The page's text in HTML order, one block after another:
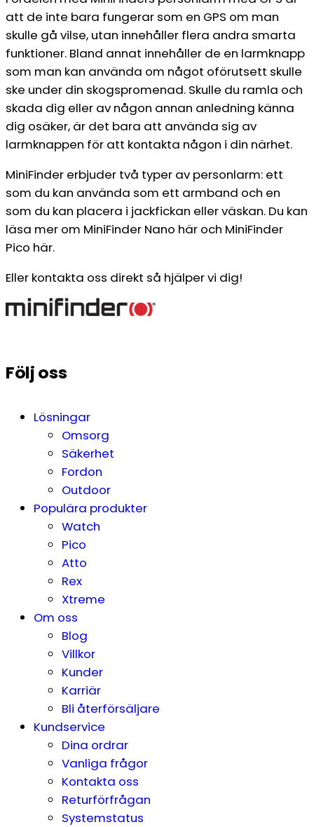
att de inte bara fungerar som en GPS om man
skulle gå vilse, utan innehåller flera andra smarta
funktioner. Bland annat innehåller de en larmknapp
som man kan använda om något oförutsett skulle
ske under din skogspromenad. Skulle du ramla och
skada dig eller av någon annan anledning känna
dig osäker, är det bara att använda sig av
larmknappen för att kontakta någon i din närhet.
MiniFinder erbjuder två typer av personlarm: ett
som du kan använda som ett armband och en
som du kan placera i jackfickan eller väskan. Du kan
läsa mer om MiniFinder Nano här och MiniFinder
Pico här.
Eller kontakta oss direkt så hjälper vi dig!
Följ oss
Lösningar
Omsorg
Säkerhet
Fordon
Outdoor
Populära produkter
Watch
Pico
Atto
Rex
Xtreme
Om oss
Blog
Villkor
Kunder
Karriär
Bli återförsäljare
Kundservice
Dina ordrar
Vanliga frågor
Kontakta oss
Returförfrågan
Systemstatus